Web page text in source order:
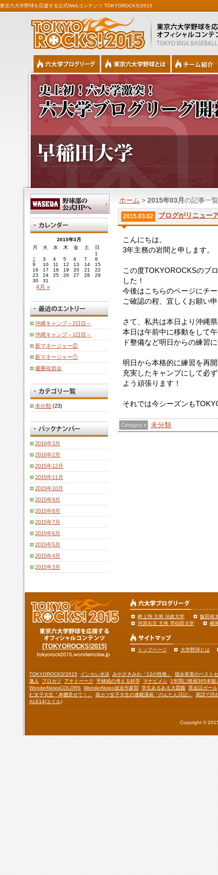
東京六大学野球を応援する公式Webコンテンツ TOKYOROCKS!2015
ホーム > 2015年03月 の記事一覧
2015.03.02 ブログがリニュー
こんにちは。
3年主務の岩間と申します。
この度TOKYOROCKSのブ
した！
今後はこちらのページにチ
ご確認の程、宜しくお願い
さて、私共は本日より沖縄
本日は午前中に移動をして
ド整備など明日からの練習
明日から本格的に練習を再
充実したキャンプにして必
よう頑張ります！
それでは今シーズンも
未分類
2015年3月
月
火 水 木 金 土
日
1
2
3 4 5 6 7
8
9
10 11 12 13 14
15
16
17 18 19 20 21
22
23
24 25 26 27 28
29
30
31
4月 »
沖縄キャンプ～2日目～
沖縄キャンプ～1日目～
新マネージャー②
新マネージャー①
優勝祝賀会
未分類 (23)
2016年3月
2016年2月
2015年12月
2015年11月
2015年10月
2015年9月
2015年8月
2015年7月
2015年6月
2015年5月
2015年4月
2015年3月
[TOKYOROCKS!2015]
畔上翔 主将 法政大学
飯田裕
河原右京 主将 早稲田大学
横
トップページ 大学野球とは
TOKYOROCKS!2015 インカレ水泳 みやざきみわ「13の性格」
徳永有美のベスト
激人
プロカツ アナトーーク 平林純の考える科学 マナビメシ
1年間に映画365本観
WonderNotesCOLORS WonderNotes放送作家部 学生あるある大図鑑 英会話ガール
む女子大生「本棚見せて！」
就カツ女子大生の連載漫画「のんたん日記」
英語で読
ALE14(エイル)
Copyright ©